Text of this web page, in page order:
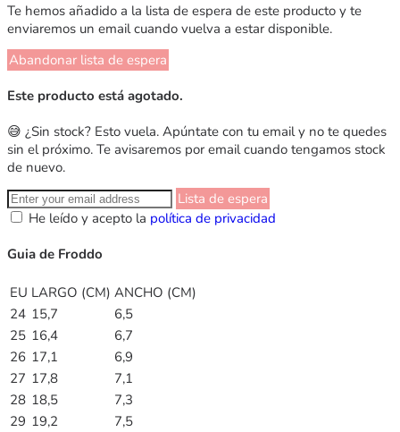
Te hemos añadido a la lista de espera de este producto y te
enviaremos un email cuando vuelva a estar disponible.
Abandonar lista de espera
Este producto está agotado.
😅 ¿Sin stock? Esto vuela. Apúntate con tu email y no te quedes
sin el próximo. Te avisaremos por email cuando tengamos stock
de nuevo.
Lista de espera
He leído y acepto la política de privacidad
Guia de Froddo
EU LARGO (CM) ANCHO (CM)
24 15,7
6,5
25 16,4
6,7
26 17,1
6,9
27 17,8
7,1
28 18,5
7,3
29 19,2
7,5